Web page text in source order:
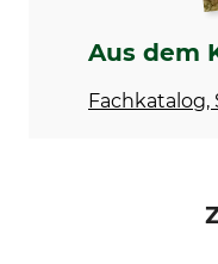
Aus dem
Fachkatalog,